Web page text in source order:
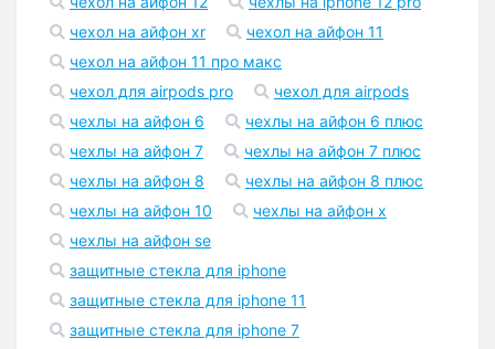
чехол на айфон xr
чехол на айфон 11
чехол на айфон 11 про макс
чехол для airpods pro
чехол для airpods
чехлы на айфон 6
чехлы на айфон 6 плюс
чехлы на айфон 7
чехлы на айфон 7 плюс
чехлы на айфон 8
чехлы на айфон 8 плюс
чехлы на айфон 10
чехлы на айфон x
чехлы на айфон se
защитные стекла для iphone
защитные стекла для iphone 11
защитные стекла для iphone 7